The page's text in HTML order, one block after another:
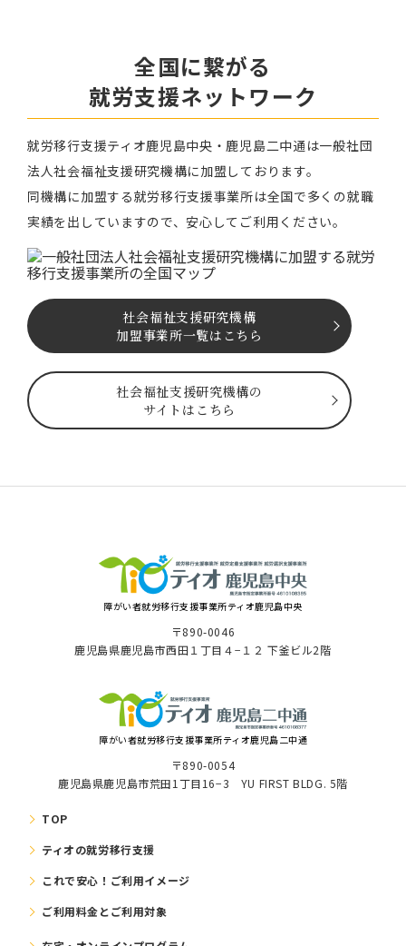
全国に繋がる
就労⽀援ネットワーク
就労移⾏⽀援ティオ⿅児島中央・鹿児島二中通は⼀般社団
法⼈社会福祉⽀援研究機構に加盟しております。
同機構に加盟する就労移⾏⽀援事業所は全国で多くの就職
実績を出していますので、安⼼してご利⽤ください。
社会福祉⽀援研究機構
加盟事業所一覧はこちら
社会福祉⽀援研究機構の
サイトはこちら
障がい者就労移⾏⽀援事業所ティオ⿅児島中央
〒890-0046
⿅児島県⿅児島市⻄⽥１丁⽬４−１２ 下釜ビル2階
障がい者就労移⾏⽀援事業所ティオ鹿児島二中通
〒890-0054
鹿児島県鹿児島市荒田1丁目16−3 YU FIRST BLDG. 5階
TOP
ティオの就労移⾏⽀援
これで安⼼！ご利⽤イメージ
ご利⽤料⾦とご利⽤対象